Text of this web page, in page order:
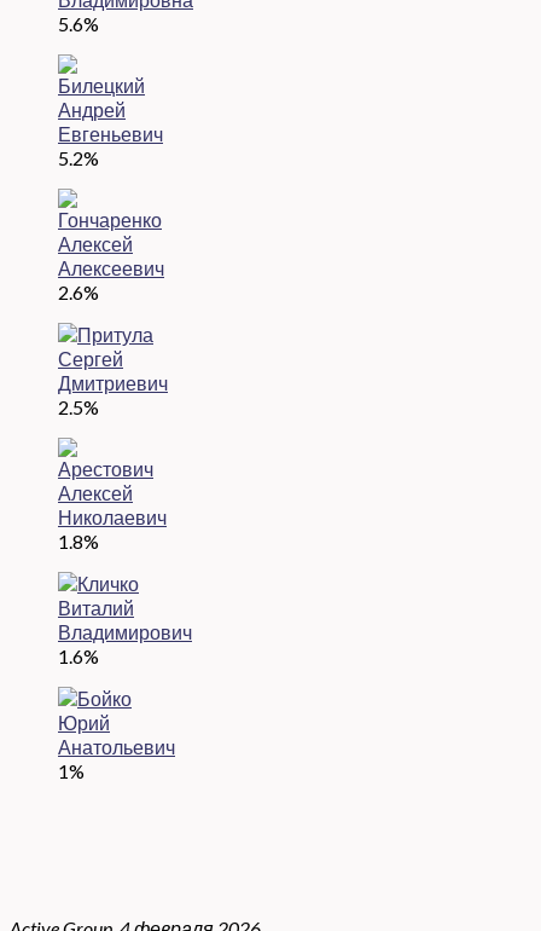
5.6%
5.2%
2.6%
2.5%
1.8%
1.6%
1%